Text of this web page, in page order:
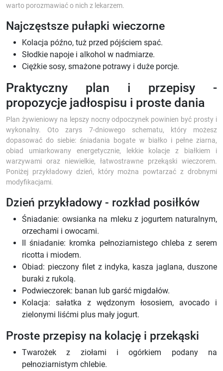
warto porozmawiać o nich z lekarzem.
Najczęstsze pułapki wieczorne
Kolacja późno, tuż przed pójściem spać.
Słodkie napoje i alkohol w nadmiarze.
Ciężkie sosy, smażone potrawy i duże porcje.
Praktyczny plan i przepisy -
propozycje jadłospisu i proste dania
Plan żywieniowy na lepszy nocny odpoczynek powinien być prosty i
wykonalny. Oto zarys 7-dniowego schematu, który możesz
dopasować do siebie: śniadania bogate w białko i pełne ziarna,
obiad umiarkowany energetycznie, lekkie kolacje z białkiem i
warzywami oraz niewielkie, łatwostrawne przekąski wieczorem.
Poniżej przykładowy dzień, który można powtarzać z drobnymi
modyfikacjami.
Dzień przykładowy - rozkład posiłków
Śniadanie: owsianka na mleku z jogurtem naturalnym,
orzechami i owocami.
II śniadanie: kromka pełnoziarnistego chleba z serem
ricotta i miodem.
Obiad: pieczony filet z indyka, kasza jaglana, duszone
buraki z rukolą.
Podwieczorek: banan lub garść migdałów.
Kolacja: sałatka z wędzonym łososiem, avocado i
zielonymi liśćmi plus mały jogurt.
Proste przepisy na kolację i przekąski
Twarożek z ziołami i ogórkiem podany na
pełnoziarnistym chlebie.